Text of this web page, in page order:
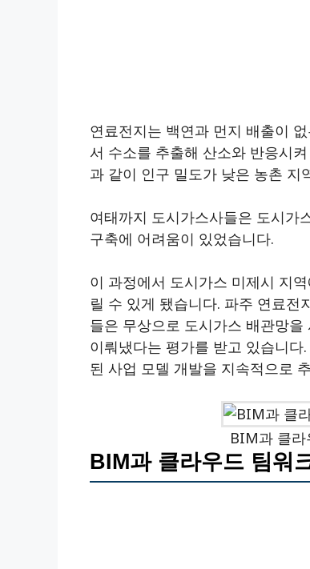
연료전지는 백연과 먼지 배출이
서 수소를 추출해 산소와 반응시
과 같이 인구 밀도가 낮은 농촌 지
여태까지 도시가스사들은 도시가
구축에 어려움이 있었습니다.
이 과정에서 도시가스 미제시 지
릴 수 있게 됐습니다. 파주 연료전
들은 무상으로 도시가스 배관망
이뤄냈다는 평가를 받고 있습니
된 사업 모델 개발을 지속적으로
BIM과 클라
BIM과 클라우드 팀워